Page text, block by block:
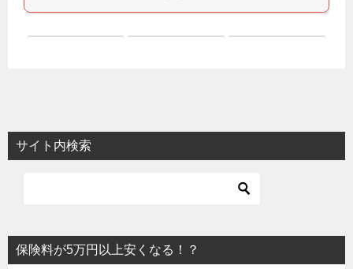
サイト内検索
保険料が5万円以上安くなる！？